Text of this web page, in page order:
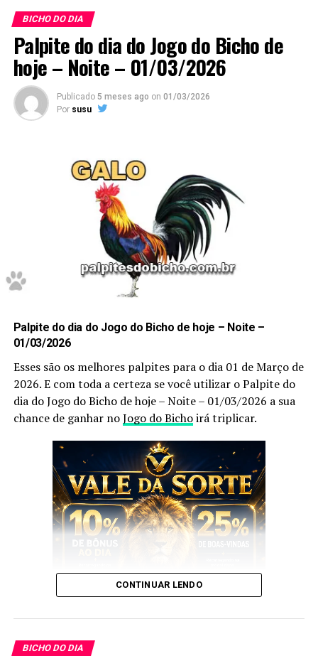
E esses palpites são os melhores que encontrará no
Google.
Não deixe de anotar.
Prepare caneta e papel e Anote cadapalpite
você faça o jogo perfeito, e aumente a sua
Agosto de 2025.
Após anotar as nossas dicas e os nossos
palpites do
bicho , anote também as puxadas do bicho
pois elas
são indispensáveis, pois as utilizamos você aumenta
ainda mais a sua chance de acertar o bichoque vai dar
Palpites do Jogo do Bicho Dia
05/08/2025 Tarde
Sem mais delongas esses são os nossosPalpites:
BICHO DO DIA
Palpite do dia do Jogo do Bicho de
hoje – Noite – 01/03/2026
Publicado 5 meses ago on 01/03/2026
Por susu
Palpite do dia do Jogo do Bicho de hoje – Noite –
01/03/2026
Esses são os melhores palpites para o dia 01 de Março de
2026. E com toda a certeza se você utilizar o Palpite do
dia do Jogo do Bicho de hoje – Noite – 01/03/2026 a sua
chance de ganhar noJogo do Bichoirá triplicar.
Google.
CONTINUAR LENDO
BICHO DO DIA